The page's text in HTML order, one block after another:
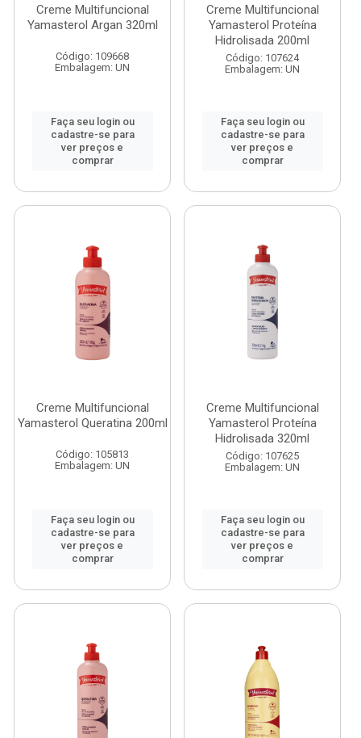
Creme Multifuncional
Yamasterol Argan 320ml
Código: 109668
Embalagem: UN
Faça seu login ou
cadastre-se para
ver preços e
comprar
Creme Multifuncional
Yamasterol Proteína
Hidrolisada 200ml
Código: 107624
Embalagem: UN
Faça seu login ou
cadastre-se para
ver preços e
comprar
Creme Multifuncional
Yamasterol Queratina 200ml
Código: 105813
Embalagem: UN
Faça seu login ou
cadastre-se para
ver preços e
comprar
Creme Multifuncional
Yamasterol Proteína
Hidrolisada 320ml
Código: 107625
Embalagem: UN
Faça seu login ou
cadastre-se para
ver preços e
comprar